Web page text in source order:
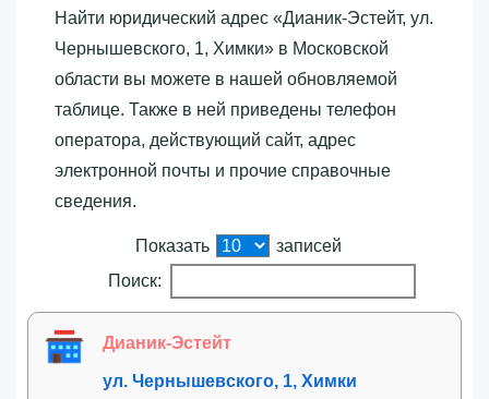
Найти юридический адрес «‎Дианик-Эстейт, ул.
Чернышевского, 1, Химки»‎ в Московской
области вы можете в нашей обновляемой
таблице. Также в ней приведены телефон
оператора, действующий сайт, адрес
электронной почты и прочие справочные
сведения.
Показать
записей
Поиск:
Дианик-Эстейт
ул. Чернышевского, 1, Химки